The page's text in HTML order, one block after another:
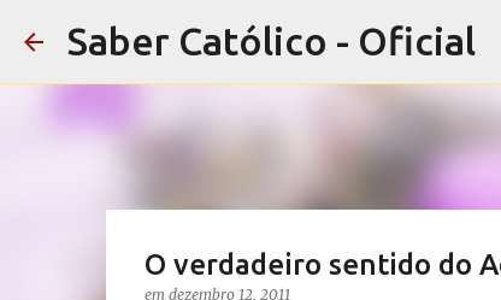
Saber Católico - Oficial
O verdadeiro sentido do
em dezembro 12, 2011